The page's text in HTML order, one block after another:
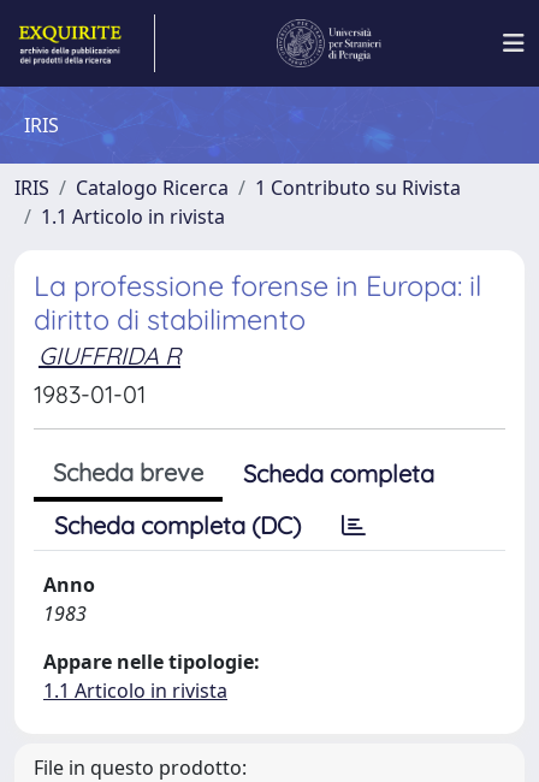
IRIS
IRIS Catalogo Ricerca
1 Contributo su Rivista
1.1 Articolo in rivista
La professione forense in Europa: il
diritto di stabilimento
GIUFFRIDA R
1983-01-01
Scheda breve
Scheda completa
Scheda completa (DC)
Anno
1983
Appare nelle tipologie:
1.1 Articolo in rivista
File in questo prodotto: